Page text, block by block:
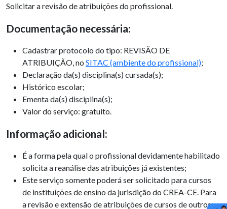
Solicitar a revisão de atribuições do profissional.
Documentação necessária:
Cadastrar protocolo do tipo: REVISÃO DE
ATRIBUIÇÃO, no SITAC (ambiente do profissional);
Declaração da(s) disciplina(s) cursada(s);
Histórico escolar;
Ementa da(s) disciplina(s);
Valor do serviço: gratuito.
Informação adicional:
É a forma pela qual o profissional devidamente habilitado
solicita a reanálise das atribuições já existentes;
Este serviço somente poderá ser solicitado para cursos
de instituições de ensino da jurisdição do CREA-CE. Para
a revisão e extensão de atribuições de cursos de outros